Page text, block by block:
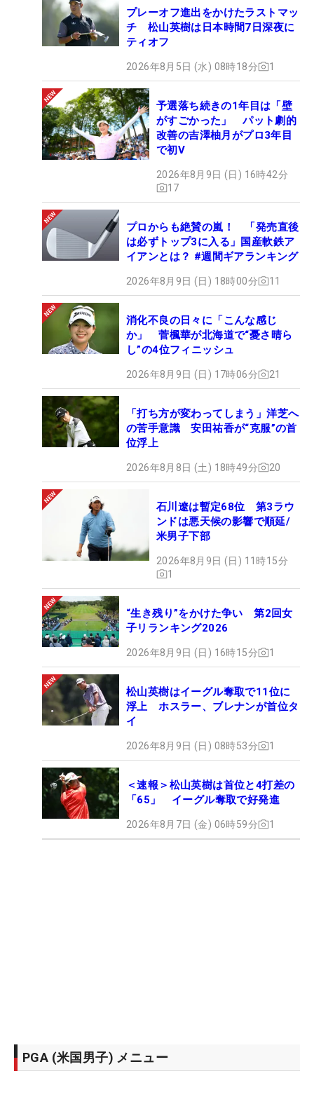
プレーオフ進出をかけたラストマッ
チ 松山英樹は日本時間7日深夜に
ティオフ
2026年8月5日 (水) 08時18分 1
予選落ち続きの1年目は「壁
がすごかった」 パット劇的
改善の吉澤柚月がプロ3年目
で初V
2026年8月9日 (日) 16時42分
17
プロからも絶賛の嵐！ 「発売直後
は必ずトップ3に入る」国産軟鉄ア
イアンとは？ #週間ギアランキング
2026年8月9日 (日) 18時00分 11
消化不良の日々に「こんな感じ
か」 菅楓華が北海道で“憂さ晴ら
し”の4位フィニッシュ
2026年8月9日 (日) 17時06分 21
「打ち方が変わってしまう」洋芝へ
の苦手意識 安田祐香が“克服”の首
位浮上
2026年8月8日 (土) 18時49分 20
石川遼は暫定68位 第3ラウ
ンドは悪天候の影響で順延/
米男子下部
2026年8月9日 (日) 11時15分
1
“生き残り”をかけた争い 第2回女
子リランキング2026
2026年8月9日 (日) 16時15分 1
松山英樹はイーグル奪取で11位に
浮上 ホスラー、ブレナンが首位タ
イ
2026年8月9日 (日) 08時53分 1
＜速報＞松山英樹は首位と4打差の
「65」 イーグル奪取で好発進
2026年8月7日 (金) 06時59分 1
PGA (米国男子) メニュー